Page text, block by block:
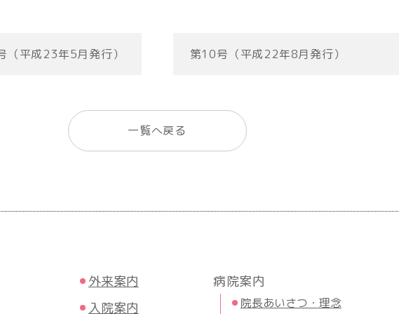
（平成23年5月発行） 第10号（平成22年8月発行）
一覧へ戻る
外来案内
入院案内
病院案内
院長あいさつ・理念